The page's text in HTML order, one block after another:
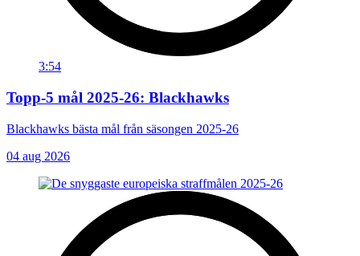
3:54
Topp-5 mål 2025-26: Blackhawks
Blackhawks bästa mål från säsongen 2025-26
04 aug 2026